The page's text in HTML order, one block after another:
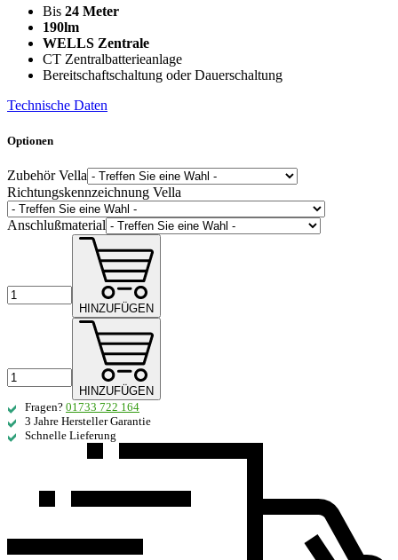
Bis 24 Meter
190lm
WELLS Zentrale
CT Zentralbatterieanlage
Bereitschaftschaltung oder Dauerschaltung
Technische Daten
Optionen
Zubehör Vella
Richtungskennzeichnung Vella
Anschlußmaterial
HINZUFÜGEN
HINZUFÜGEN
Fragen? 01733 722 164
3 Jahre Hersteller Garantie
Schnelle Lieferung